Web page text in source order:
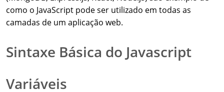
como o JavaScript pode ser utilizado em todas as
camadas de um aplicação web.
Sintaxe Básica do Javascript
Variáveis